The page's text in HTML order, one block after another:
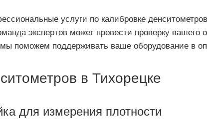
услуги по калибровке
экспертов может провести проверку вашего
поможем поддерживать ваше оборудование в
в Тихорецке
для измерения плотности